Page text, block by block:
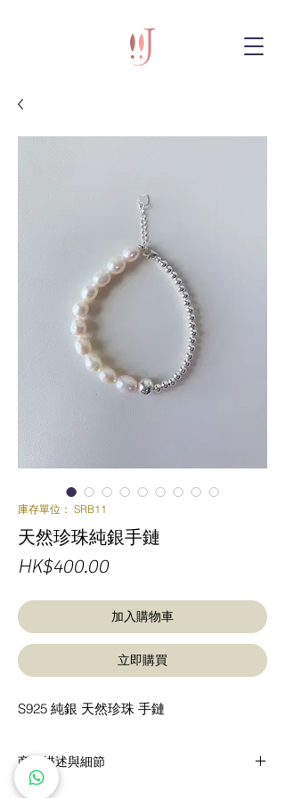
庫存單位： SRB11
天然珍珠純銀手鏈
HK$400.00價
加入購物車
立即購買
S925 純銀 天然珍珠 手鏈
商品描述與細節
S925 純銀 天然珍珠 手鏈